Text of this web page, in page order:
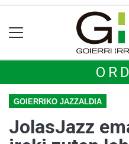
GOIERRIKO JAZZALDIA
JolasJazz